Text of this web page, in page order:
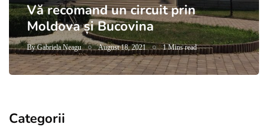
Vă recomand un circuit prin
Moldova și Bucovina
ByGabriela Neagu August 18, 2021 1 Mins read
Categorii